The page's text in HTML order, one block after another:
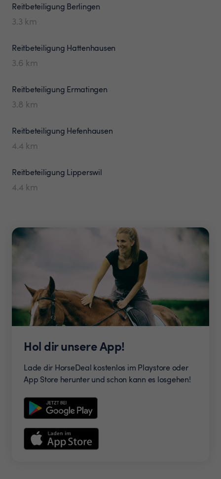
Reitbeteiligung Berlingen
3.3 km
Reitbeteiligung Hattenhausen
3.6 km
Reitbeteiligung Ermatingen
3.8 km
Reitbeteiligung Hefenhausen
4.4 km
Reitbeteiligung Lipperswil
4.4 km
Hol dir unsere App!
Lade dir HorseDeal kostenlos im Playstore oder
App Store herunter und schon kann es losgehen!